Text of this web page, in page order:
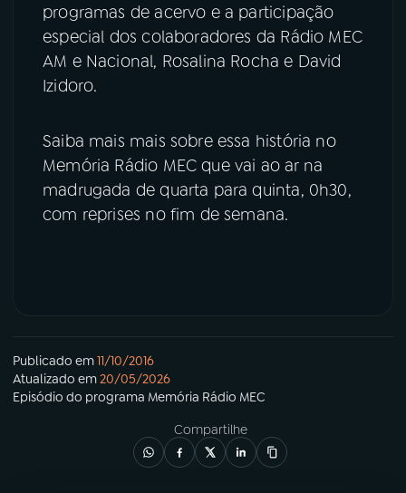
programas de acervo e a participação
especial dos colaboradores da Rádio MEC
AM e Nacional, Rosalina Rocha e David
Izidoro.
Saiba mais mais sobre essa história no
Memória Rádio MEC que vai ao ar na
madrugada de quarta para quinta, 0h30,
com reprises no fim de semana.
Publicado em11/10/2016
Atualizado em20/05/2026
Episódio do programa Memória Rádio MEC
Compartilhe